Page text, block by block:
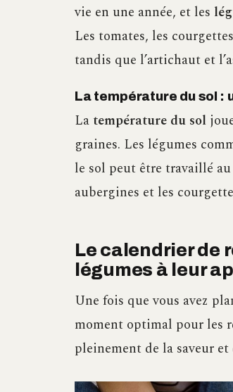
vie en une année, et les
Les tomates, les
tandis que l’artichaut et
La température du sol :
La température du sol
graines. Les légumes
le sol peut être travaillé
aubergines et les
Le calendrier de
légumes à leur
Une fois que vous avez
moment optimal pour les
pleinement de la saveur